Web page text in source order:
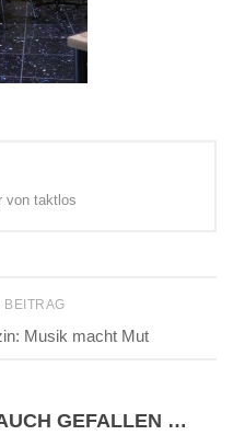
von taktlos
BEITRAG
Musik macht Mut
GEFALLEN …